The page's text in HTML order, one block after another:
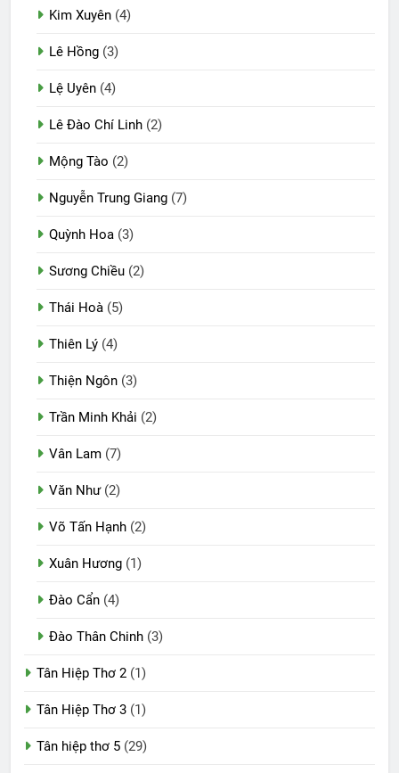
Kim Xuyên (4)
Lê Hồng (3)
Lệ Uyên (4)
Lê Đào Chí Linh (2)
Mộng Tào (2)
Nguyễn Trung Giang (7)
Quỳnh Hoa (3)
Sương Chiều (2)
Thái Hoà (5)
Thiên Lý (4)
Thiện Ngôn (3)
Trần Minh Khải (2)
Vân Lam (7)
Văn Như(2)
Võ Tấn Hạnh (2)
Xuân Hương (1)
Đào Cẩn (4)
Đào Thân Chinh (3)
Tân Hiệp Thơ 2 (1)
Tân Hiệp Thơ 3 (1)
Tân hiệp thơ 5 (29)